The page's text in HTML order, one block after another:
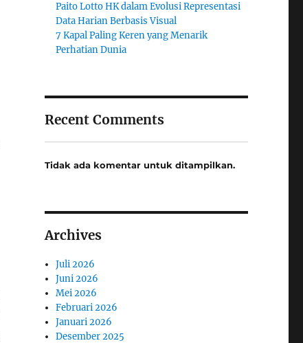
Paito Lotto HK dalam Evolusi Representasi
Data Harian Berbasis Visual
7 Kapal Paling Keren yang Menarik
Perhatian Dunia
Recent Comments
Tidak ada komentar untuk ditampilkan.
Archives
Juli 2026
Juni 2026
Mei 2026
Februari 2026
Januari 2026
Desember 2025